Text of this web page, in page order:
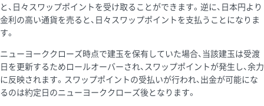
と、日々スワップポイントを受け取ることができます。逆に、日本円より
金利の高い通貨を売ると、日々スワップポイントを支払うことになりま
す。
ニューヨーククローズ時点で建玉を保有していた場合、当該建玉は受渡
日を更新するためロールオーバーされ、スワップポイントが発生し、余力
に反映されます。スワップポイントの受払いが行われ、出金が可能にな
るのは約定日のニューヨーククローズ後となります。